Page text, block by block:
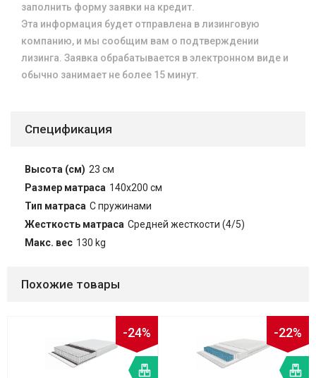
заполнить форму заявки на кредит.
Эта информация будет отправлена в лизинговую
компанию, и мы сообщим вам о подтверждении
лизинга. Заявка обрабатывается в электронном виде и
обычно занимает не более 15 минут.
Спецификация
Высота (см) 23 см
Размер матраса 140x200 см
Тип матраса С пружинами
Жесткость матраса Средней жесткости (4/5)
Макс. вес 130 kg
Похожие товары
-24%
В
-22%
В